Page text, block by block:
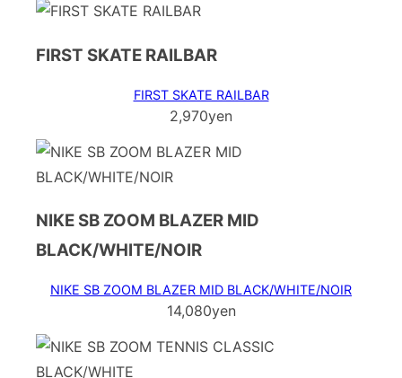
FIRST SKATE RAILBAR
FIRST SKATE RAILBAR
2,970yen
NIKE SB ZOOM BLAZER MID
BLACK/WHITE/NOIR
NIKE SB ZOOM BLAZER MID BLACK/WHITE/NOIR
14,080yen